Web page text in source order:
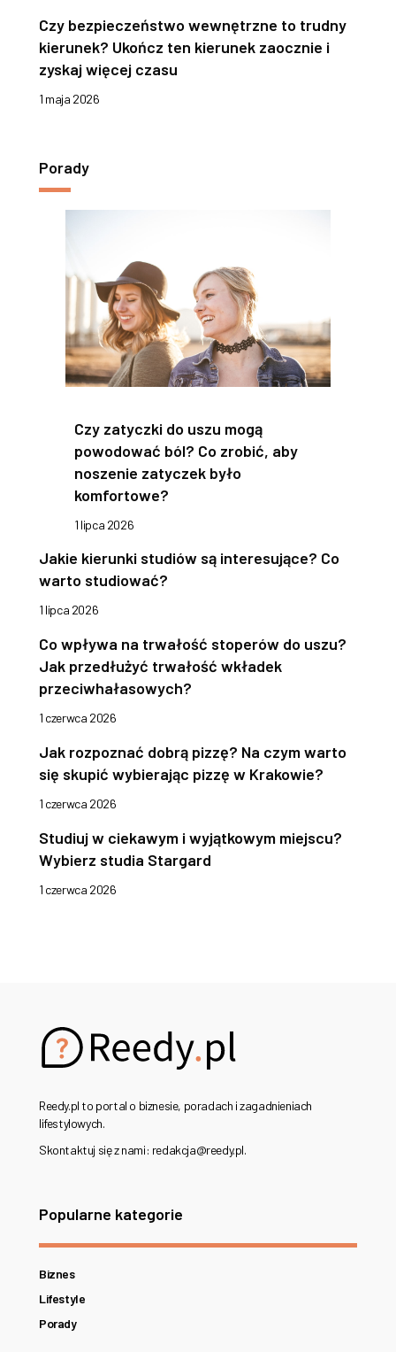
Czy bezpieczeństwo wewnętrzne to trudny
kierunek? Ukończ ten kierunek zaocznie i
zyskaj więcej czasu
1 maja 2026
Porady
Czy zatyczki do uszu mogą
powodować ból? Co zrobić, aby
noszenie zatyczek było
komfortowe?
1 lipca 2026
Jakie kierunki studiów są interesujące? Co
warto studiować?
1 lipca 2026
Co wpływa na trwałość stoperów do uszu?
Jak przedłużyć trwałość wkładek
przeciwhałasowych?
1 czerwca 2026
Jak rozpoznać dobrą pizzę? Na czym warto
się skupić wybierając pizzę w Krakowie?
1 czerwca 2026
Studiuj w ciekawym i wyjątkowym miejscu?
Wybierz studia Stargard
1 czerwca 2026
Reedy.pl to portal o biznesie, poradach i zagadnieniach
lifestylowych.
Skontaktuj się z nami: redakcja@reedy.pl.
Popularne kategorie
Biznes
Lifestyle
Porady